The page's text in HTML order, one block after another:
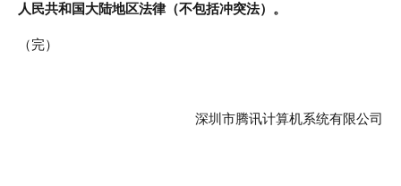
人民共和国大陆地区法律（不包括冲突法）。
（完）
深圳市腾讯计算机系统有限公司